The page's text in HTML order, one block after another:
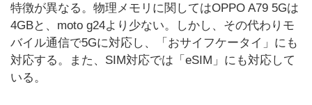
特徴が異なる。物理メモリに関してはOPPO A79 5Gは
4GBと、moto g24より少ない。しかし、その代わりモ
バイル通信で5Gに対応し、「おサイフケータイ」にも
対応する。また、SIM対応では「eSIM」にも対応して
いる。